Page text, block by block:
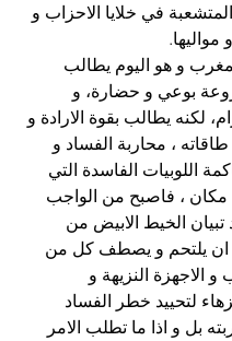
المتشعبة في خلايا الاحزاب و
مواليها.
و هو اليوم يطالب
بوعي و حضارة، و
لكنه يطالب بقوة الارادة و
، محاربة الفساد و
اللوبيات الفاسدة التي
، فاصبح من الواجب
تبيان الخيط الابيض من
ان يلتحم و يصطف كل من
الاجهزة النزيهة و
لتحييد خطر الفساد
بل و اذا ما تطلب الامر